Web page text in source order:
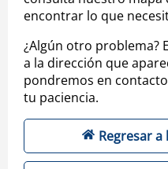
encontrar lo que
¿Algún otro problema?
a la dirección que
pondremos en
tu paciencia.
Regresar